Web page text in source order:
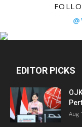
EDITOR PICKS
Aug